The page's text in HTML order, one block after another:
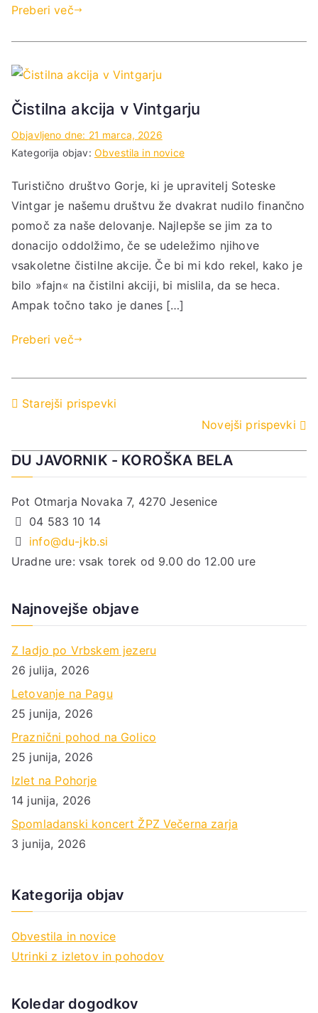
Preberi več
Čistilna akcija v Vintgarju
Objavljeno dne: 21 marca, 2026
Kategorija objav: Obvestila in novice
Turistično društvo Gorje, ki je upravitelj Soteske
Vintgar je našemu društvu že dvakrat nudilo finančno
pomoč za naše delovanje. Najlepše se jim za to
donacijo oddolžimo, če se udeležimo njihove
vsakoletne čistilne akcije. Če bi mi kdo rekel, kako je
bilo »fajn« na čistilni akciji, bi mislila, da se heca.
Ampak točno tako je danes […]
Preberi več
Navigacija
Starejši prispevki
Novejši prispevki
DU JAVORNIK - KOROŠKA BELA
Pot Otmarja Novaka 7, 4270 Jesenice
04 583 10 14
info@du-jkb.si
Uradne ure: vsak torek od 9.00 do 12.00 ure
Najnovejše objave
Z ladjo po Vrbskem jezeru
26 julija, 2026
Letovanje na Pagu
25 junija, 2026
Praznični pohod na Golico
25 junija, 2026
Izlet na Pohorje
14 junija, 2026
Spomladanski koncert ŽPZ Večerna zarja
3 junija, 2026
Kategorija objav
Obvestila in novice
Utrinki z izletov in pohodov
Koledar dogodkov